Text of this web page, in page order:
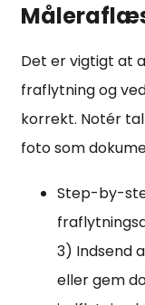
Det er vigtigt at
fraflytning og
korrekt. Notér
foto som
Step-by-
3) Indsend
eller gem